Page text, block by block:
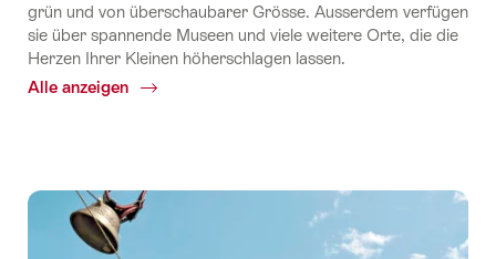
grün und von überschaubarer Grösse. Ausserdem verfügen
sie über spannende Museen und viele weitere Orte, die die
Herzen Ihrer Kleinen höherschlagen lassen.
Alle anzeigen
Common.Of